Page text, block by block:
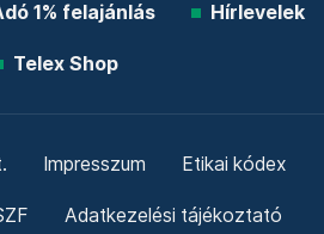
1% felajánlás Hírlevelek
Telex Shop
Impresszum Etikai kódex
Adatkezelési tájékoztató